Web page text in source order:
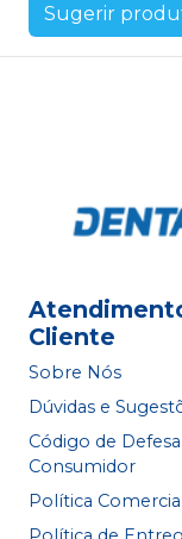
Sugerir
Cliente
Sobre Nós
Dúvidas e
Código de
Consumidor
Política Comercial